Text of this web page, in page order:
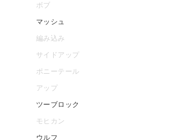
ボブ
マッシュ
編み込み
サイドアップ
ポニーテール
アップ
ツーブロック
モヒカン
ウルフ